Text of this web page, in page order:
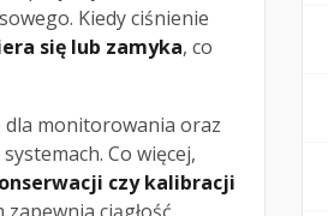
Kiedy ciśnienie
się lub zamyka, co
dla monitorowania oraz
Co więcej,
czy kalibracji
zapewnia ciągłość